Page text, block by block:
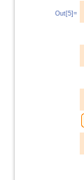
Out[5]=